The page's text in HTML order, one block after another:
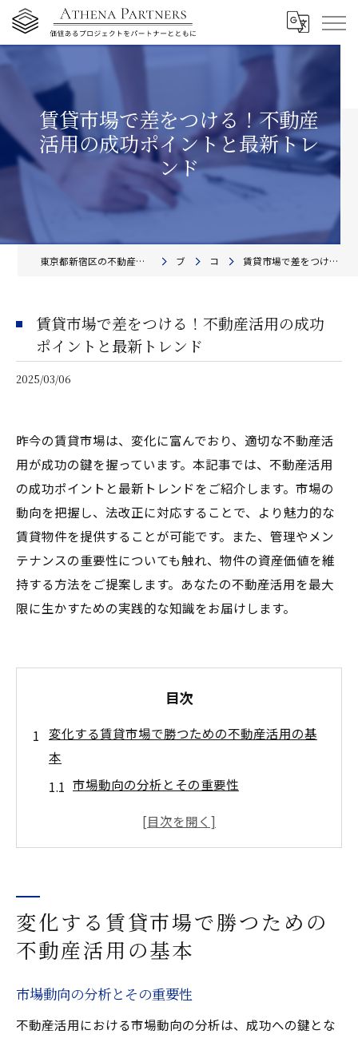
賃貸市場で差をつける！不動産
活用の成功ポイントと最新トレ
ンド
東京都新宿区の不動産コンサルティングならアテナ・パートナーズ株式会社 ブログ コラム 賃貸市場で差をつける！不動産活用の成功ポイントと最新トレンド
賃貸市場で差をつける！不動産活用の成功
ポイントと最新トレンド
2025/03/06
昨今の賃貸市場は、変化に富んでおり、適切な不動産活
用が成功の鍵を握っています。本記事では、不動産活用
の成功ポイントと最新トレンドをご紹介します。市場の
動向を把握し、法改正に対応することで、より魅力的な
賃貸物件を提供することが可能です。また、管理やメン
テナンスの重要性についても触れ、物件の資産価値を維
持する方法をご提案します。あなたの不動産活用を最大
限に生かすための実践的な知識をお届けします。
目次
変化する賃貸市場で勝つための不動産活用の基
本
市場動向の分析とその重要性
効果的な物件選定のステップ
成功するための長期戦略の構築
最新トレンドを押さえた不動産活用のポイント
テクノロジーの活用で差をつける
エコフレンドリーな物件の需要
変化する賃貸市場で勝つための
不動産活用の基本
市場動向の分析とその重要性
不動産活用における市場動向の分析は、成功への鍵とな